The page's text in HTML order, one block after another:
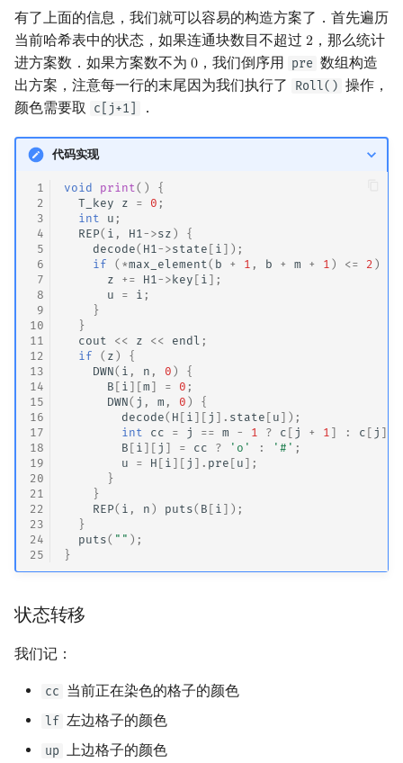
有了上面的信息，我们就可以容易的构造方案了．首先遍历
当前哈希表中的状态，如果连通块数目不超过 2
2 ，那么统计
进方案数．如果方案数不为 0
0 ，我们倒序用 pre 数组构造
出方案，注意每一行的末尾因为我们执行了
Roll() 操作，
颜色需要取
c[j+1] ．
代码实现
1
2
3
4
5
6
7
8
9
10
11
12
13
14
15
16
17
18
19
20
21
22
23
24
25
void print ()
{
T_key
z = 0 ;
int
u ;
REP( i , H1 ->sz )
{
decode( H1 ->state [ i ]);
if
( *max_element ( b + 1 , b + m + 1 ) <= 2 )
z
+= H1 ->key [ i ];
u
= i ;
}
}
cout
<< z << endl ;
if
( z )
{
DWN( i , n , 0 )
{
B [ i ][m ] = 0 ;
DWN( j , m , 0 )
{
decode( H [ i ][ j ]. state [ u ]);
int
cc = j == m - 1 ? c [ j + 1 ] : c [ j ];
B [ i ][ j ] = cc ? 'o' : '#' ;
u
= H [ i ][ j ]. pre [ u ];
}
}
REP( i , n ) puts( B [ i ]);
}
puts( "" );
}
状态转移
我们记：
cc 当前正在染色的格子的颜色
lf 左边格子的颜色
up 上边格子的颜色